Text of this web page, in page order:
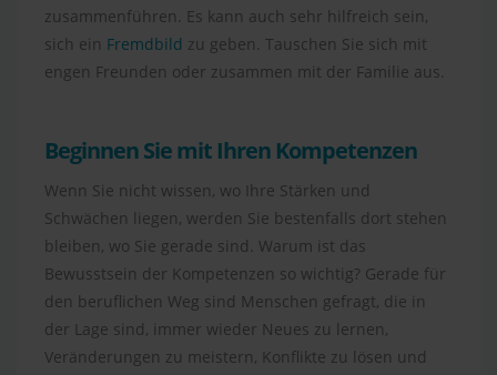
zusammenführen. Es kann auch sehr hilfreich sein,
sich ein Fremdbild zu geben. Tauschen Sie sich mit
engen Freunden oder zusammen mit der Familie aus.
Beginnen Sie mit Ihren Kompetenzen
Wenn Sie nicht wissen, wo Ihre Stärken und
Schwächen liegen, werden Sie bestenfalls dort stehen
bleiben, wo Sie gerade sind. Warum ist das
Bewusstsein der Kompetenzen so wichtig? Gerade für
den beruflichen Weg sind Menschen gefragt, die in
der Lage sind, immer wieder Neues zu lernen,
Veränderungen zu meistern, Konflikte zu lösen und